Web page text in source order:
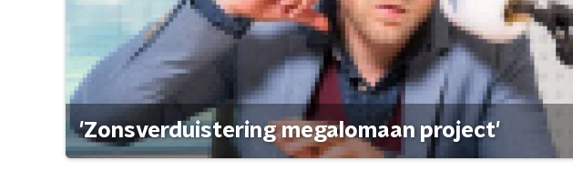
'Zonsverduistering megalomaan project'